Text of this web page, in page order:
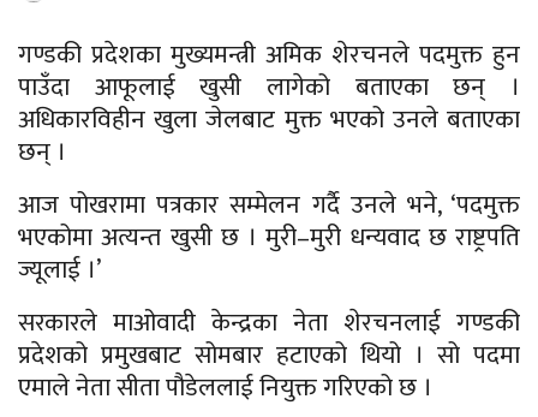
गण्डकी प्रदेशका मुख्यमन्त्री अमिक शेरचनले पदमुक्त हुन
पाउँदा आफूलाई खुसी लागेको बताएका छन् ।
अधिकारविहीन खुला जेलबाट मुक्त भएको उनले बताएका
छन् ।
आज पोखरामा पत्रकार सम्मेलन गर्दै उनले भने, ‘पदमुक्त
भएकोमा अत्यन्त खुसी छ । मुरी–मुरी धन्यवाद छ राष्ट्रपति
ज्यूलाई ।’
सरकारले माओवादी केन्द्रका नेता शेरचनलाई गण्डकी
प्रदेशको प्रमुखबाट सोमबार हटाएको थियो । सो पदमा
एमाले नेता सीता पौडेललाई नियुक्त गरिएको छ ।